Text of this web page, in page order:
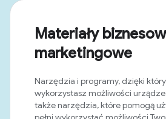
Materiały
marketingowe
Narzędzia i programy, dzięki
wykorzystasz możliwości
także narzędzia, które pomogą